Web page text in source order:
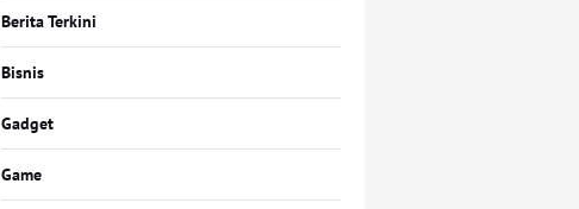
Berita Terkini
Bisnis
Gadget
Game